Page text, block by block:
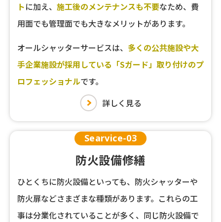
トに加え、 施工後のメンテナンスも不要なため、費
用面でも管理面でも大きなメリットがあります。
オールシャッターサービスは、 多くの公共施設や大
手企業施設が採用している「Sガード」取り付けのプ
ロフェッショナルです。
詳しく見る
Searvice-03
防火設備修繕
ひとくちに防火設備といっても、防火シャッターや
防火扉などさまざまな種類があります。これらの工
事は分業化されていることが多く、同じ防火設備で